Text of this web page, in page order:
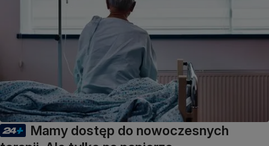
Mamy dostęp do nowoczesnych